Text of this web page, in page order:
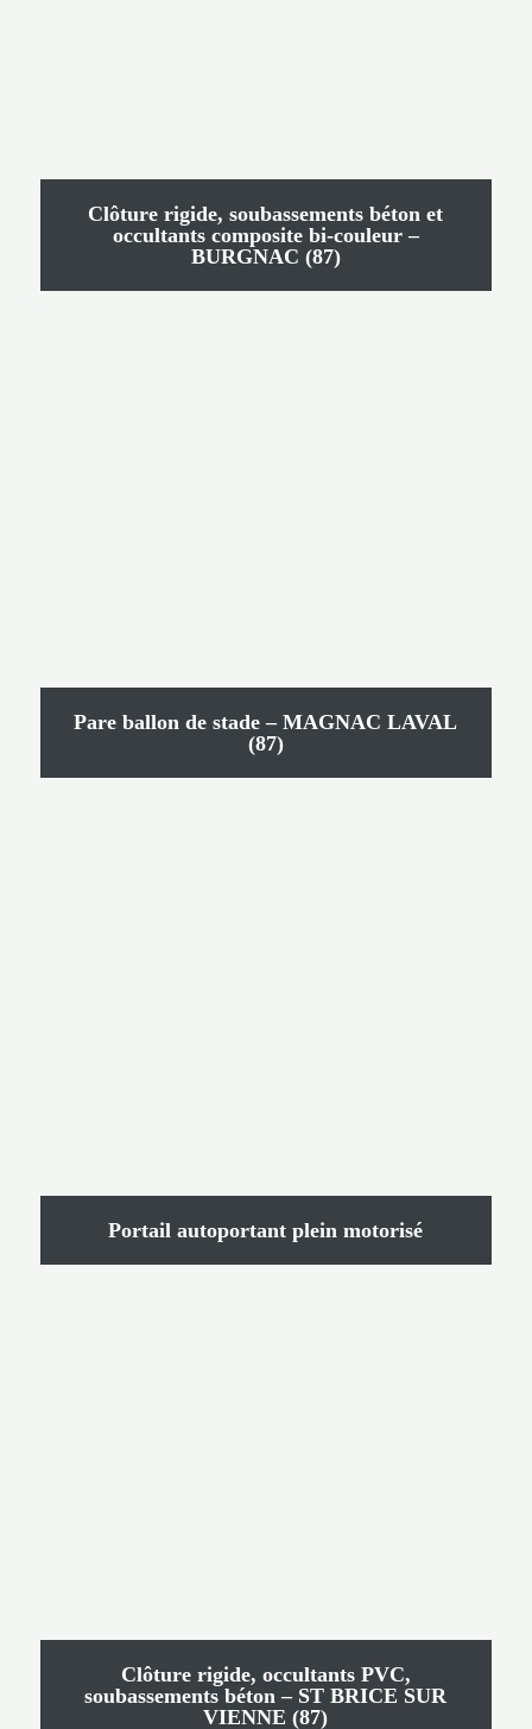
Clôture rigide, soubassements béton et
occultants composite bi-couleur –
BURGNAC (87)
Pare ballon de stade – MAGNAC LAVAL
(87)
Portail autoportant plein motorisé
Clôture rigide, occultants PVC,
soubassements béton – ST BRICE SUR
VIENNE (87)